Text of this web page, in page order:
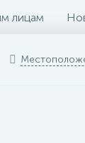
лицам